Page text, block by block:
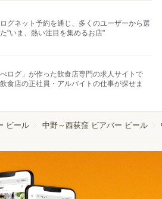
グネット予約を通じ、多くのユーザーから選
"いま、熱い注目を集めるお店"
べログ」が作った飲食店専門の求人サイトで
食店の正社員・アルバイトの仕事が探せま
ビール 中野～西荻窪 ビアバー ビール